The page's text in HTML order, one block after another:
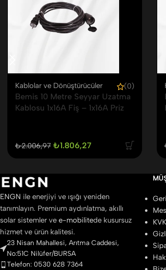
Kablolar ve Dönüştürücüler (0)
Bemis 10 Metre Seyyar Uzatma
Kablosu 1x16A Fiş – 1x16A Priz
₺2.006,97 ₺1.806,27
ENGN ile enerjiyi ve ışığı yeniden
tanımlayın. Premium aydınlatma, akıllı
solar sistemler ve e-mobilitede kusursuz
hizmet ve ürün kalitesi.
23 Nisan Mahallesi, Arıtma Caddesi,
No:51C Nilüfer/BURSA
Telefon: 0530 628 7364